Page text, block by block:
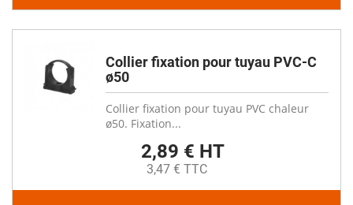
Collier fixation pour tuyau PVC-C
ø50
Collier fixation pour tuyau PVC chaleur
ø50. Fixation...
2,89 € HT
3,47 € TTC